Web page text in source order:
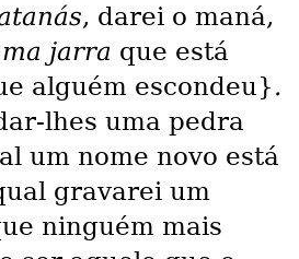
, darei o maná,
jarra que está
alguém escondeu}.
lhes uma pedra
um nome novo está
gravarei um
ninguém mais